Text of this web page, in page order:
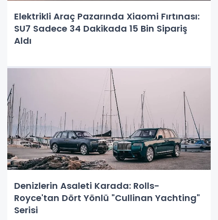
Elektrikli Araç Pazarında Xiaomi Fırtınası:
SU7 Sadece 34 Dakikada 15 Bin Sipariş
Aldı
Denizlerin Asaleti Karada: Rolls-
Royce'tan Dört Yönlü "Cullinan Yachting"
Serisi